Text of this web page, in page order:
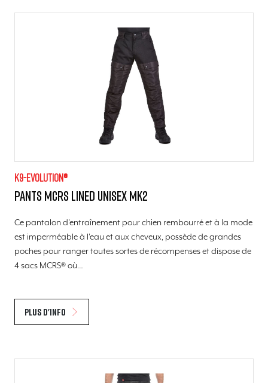
K9-evolution®
Pants MCRS lined unisex MK2
Ce pantalon d'entraînement pour chien rembourré et à la mode
est imperméable à l'eau et aux cheveux, possède de grandes
poches pour ranger toutes sortes de récompenses et dispose de
4 sacs MCRS® où…
Plus d'info